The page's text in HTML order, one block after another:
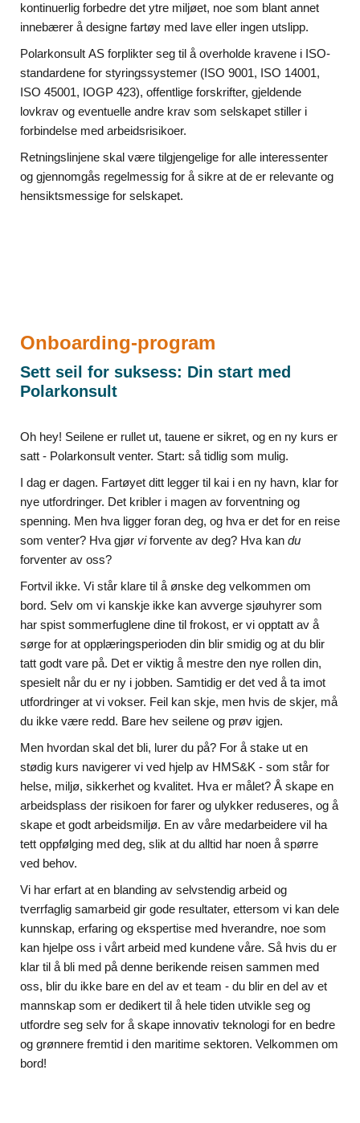
kontinuerlig forbedre det ytre miljøet, noe som blant annet
innebærer å designe fartøy med lave eller ingen utslipp.
Polarkonsult AS forplikter seg til å overholde kravene i ISO-
standardene for styringssystemer (ISO 9001, ISO 14001,
ISO 45001, IOGP 423), offentlige forskrifter, gjeldende
lovkrav og eventuelle andre krav som selskapet stiller i
forbindelse med arbeidsrisikoer.
Retningslinjene skal være tilgjengelige for alle interessenter
og gjennomgås regelmessig for å sikre at de er relevante og
hensiktsmessige for selskapet.
Onboarding-program
Sett seil for suksess: Din start med
Polarkonsult
Oh hey! Seilene er rullet ut, tauene er sikret, og en ny kurs er
satt - Polarkonsult venter. Start: så tidlig som mulig.
I dag er dagen. Fartøyet ditt legger til kai i en ny havn, klar for
nye utfordringer. Det kribler i magen av forventning og
spenning. Men hva ligger foran deg, og hva er det for en reise
som venter? Hva gjør viforvente av deg? Hva kan du
forventer av oss?
Fortvil ikke. Vi står klare til å ønske deg velkommen om
bord. Selv om vi kanskje ikke kan avverge sjøuhyrer som
har spist sommerfuglene dine til frokost, er vi opptatt av å
sørge for at opplæringsperioden din blir smidig og at du blir
tatt godt vare på. Det er viktig å mestre den nye rollen din,
spesielt når du er ny i jobben. Samtidig er det ved å ta imot
utfordringer at vi vokser. Feil kan skje, men hvis de skjer, må
du ikke være redd. Bare hev seilene og prøv igjen.
Men hvordan skal det bli, lurer du på? For å stake ut en
stødig kurs navigerer vi ved hjelp av HMS&K - som står for
helse, miljø, sikkerhet og kvalitet. Hva er målet? Å skape en
arbeidsplass der risikoen for farer og ulykker reduseres, og å
skape et godt arbeidsmiljø. En av våre medarbeidere vil ha
tett oppfølging med deg, slik at du alltid har noen å spørre
ved behov.
Vi har erfart at en blanding av selvstendig arbeid og
tverrfaglig samarbeid gir gode resultater, ettersom vi kan dele
kunnskap, erfaring og ekspertise med hverandre, noe som
kan hjelpe oss i vårt arbeid med kundene våre. Så hvis du er
klar til å bli med på denne berikende reisen sammen med
oss, blir du ikke bare en del av et team - du blir en del av et
mannskap som er dedikert til å hele tiden utvikle seg og
utfordre seg selv for å skape innovativ teknologi for en bedre
og grønnere fremtid i den maritime sektoren. Velkommen om
bord!